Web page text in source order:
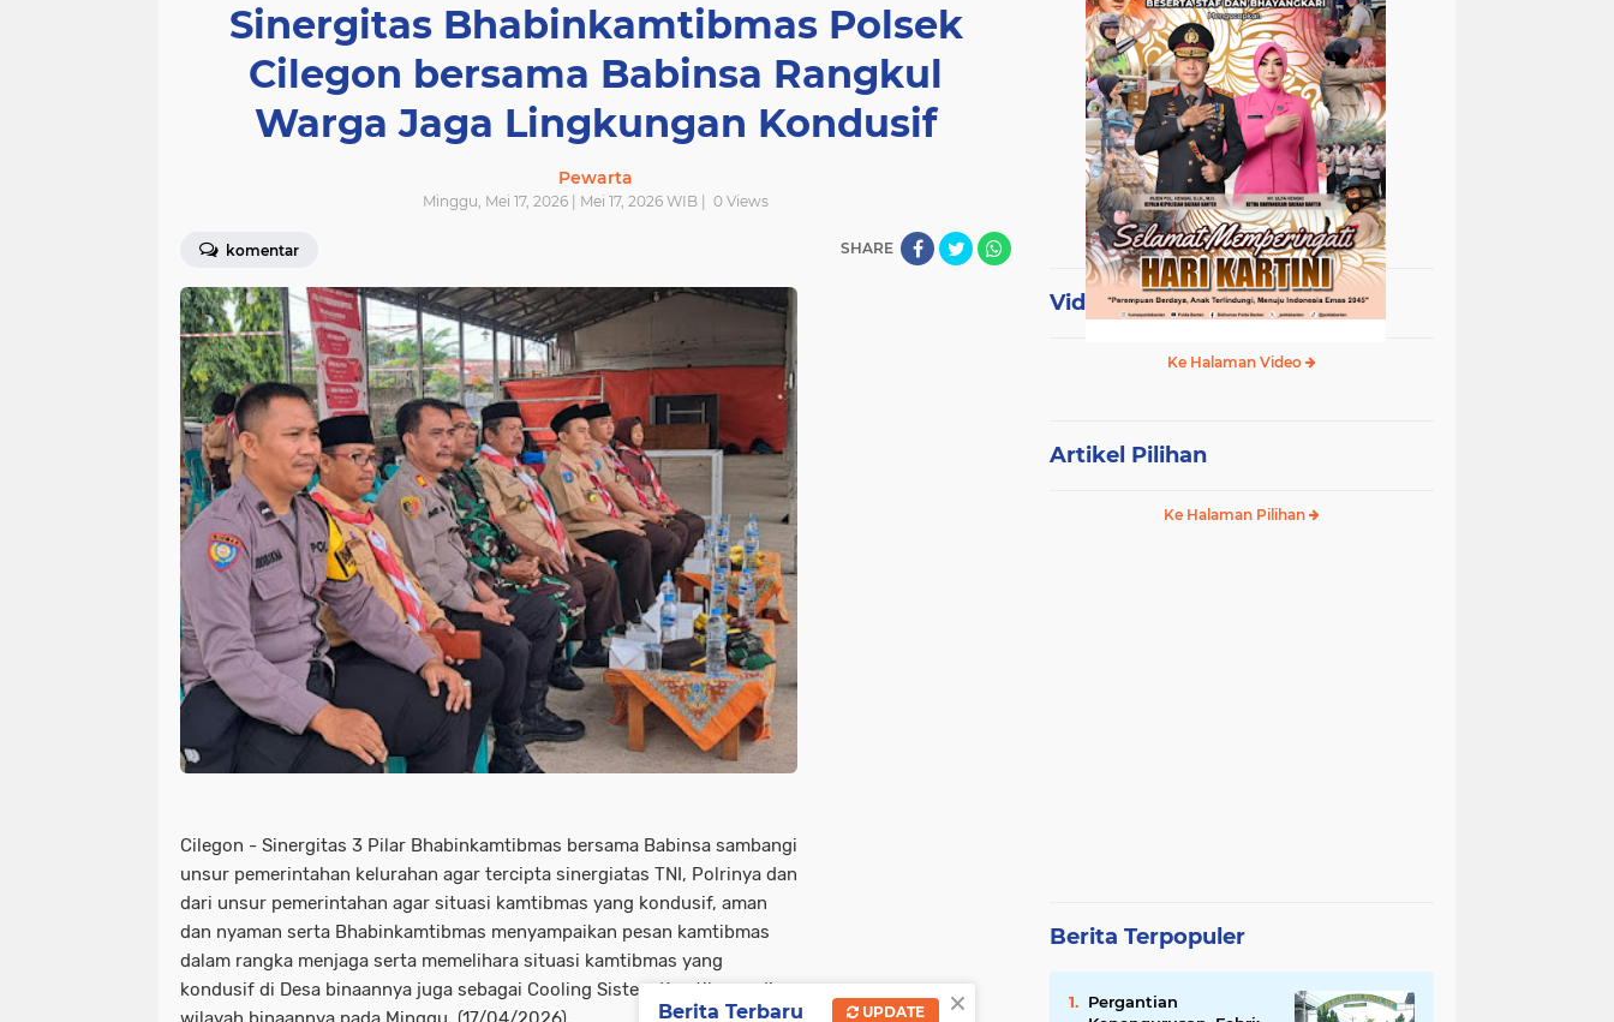
Sinergitas Bhabinkamtibmas Polsek
Cilegon bersama Babinsa Rangkul
Warga Jaga Lingkungan Kondusif
Pewarta
Minggu, Mei 17, 2026 | Mei 17, 2026 WIB | 0 Views
komentar SHARE
Cilegon - Sinergitas 3 Pilar Bhabinkamtibmas bersama Babinsa sambangi
unsur pemerintahan kelurahan agar tercipta sinergiatas TNI, Polrinya dan
dari unsur pemerintahan agar situasi kamtibmas yang kondusif, aman
dan nyaman serta Bhabinkamtibmas menyampaikan pesan kamtibmas
dalam rangka menjaga serta memelihara situasi kamtibmas yang
kondusif di Desa binaannya juga sebagai Cooling Sistem Kamtibmas di
Video Terpopuler
Ke Halaman Video
Artikel Pilihan
Ke Halaman Pilihan
Berita Terpopuler
Pergantian
×
Berita Terbaru UPDATE